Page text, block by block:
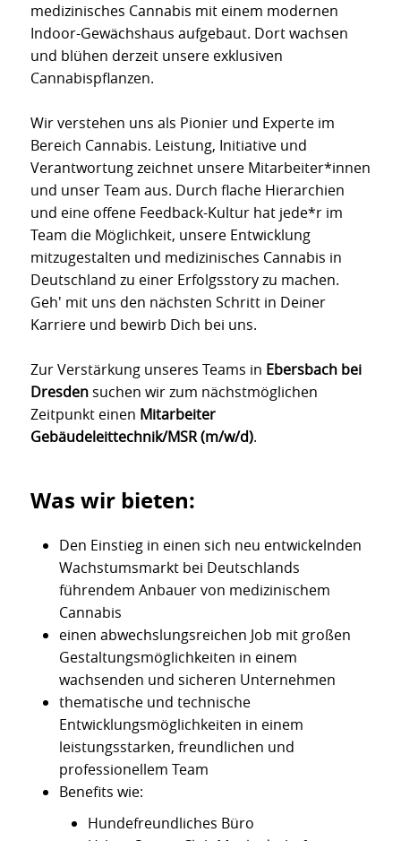
medizinisches Cannabis mit einem modernen
Indoor-Gewächshaus aufgebaut. Dort wachsen
und blühen derzeit unsere exklusiven
Cannabispflanzen.
Wir verstehen uns als Pionier und Experte im
Bereich Cannabis. Leistung, Initiative und
Verantwortung zeichnet unsere Mitarbeiter*innen
und unser Team aus. Durch flache Hierarchien
und eine offene Feedback-Kultur hat jede*r im
Team die Möglichkeit, unsere Entwicklung
mitzugestalten und medizinisches Cannabis in
Deutschland zu einer Erfolgsstory zu machen.
Geh' mit uns den nächsten Schritt in Deiner
Karriere und bewirb Dich bei uns.
Zur Verstärkung unseres Teams in Ebersbach bei
Dresdensuchen wir zum nächstmöglichen
Zeitpunkt einen Mitarbeiter
Gebäudeleittechnik/MSR (m/w/d).
Was wir bieten:
Den Einstieg in einen sich neu entwickelnden
Wachstumsmarkt bei Deutschlands
führendem Anbauer von medizinischem
Cannabis
einen abwechslungsreichen Job mit großen
Gestaltungsmöglichkeiten in einem
wachsenden und sicheren Unternehmen
thematische und technische
Entwicklungsmöglichkeiten in einem
leistungsstarken, freundlichen und
professionellem Team
Benefits wie:
Hundefreundliches Büro